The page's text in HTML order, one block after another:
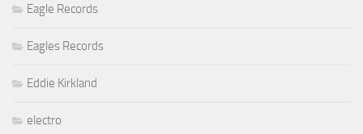
Eagle Records
Eagles Records
Eddie Kirkland
electro